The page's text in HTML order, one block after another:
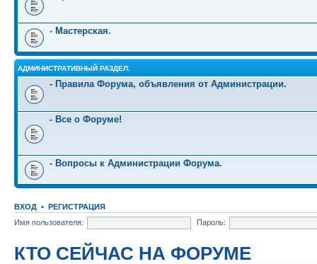
- Мастерская.
АДМИНИСТРАТИВНЫЙ РАЗДЕЛ.
- Правила Форума, объявления от Администрации.
- Все о Форуме!
- Вопросы к Администрации Форума.
ВХОД • РЕГИСТРАЦИЯ
Имя пользователя:
Пароль:
КТО СЕЙЧАС НА ФОРУМЕ